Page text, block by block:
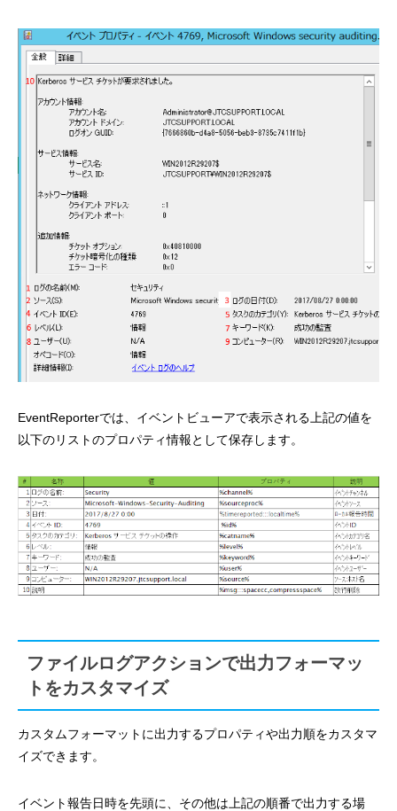
EventReporterでは、イベントビューアで表示される上記の値を
以下のリストのプロパティ情報として保存します。
ファイルログアクションで出力フォーマッ
トをカスタマイズ
カスタムフォーマットに出力するプロパティや出力順をカスタマ
イズできます。
イベント報告日時を先頭に、その他は上記の順番で出力する場